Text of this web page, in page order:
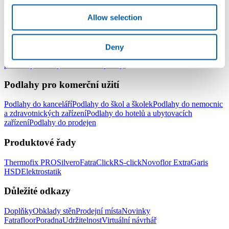
Allow selection
Deny
podlahy v rolíchElektrostatické podlahy
Podlahy pro domácnost
Podlahy do obývacího pokoje
pracovny
Podlahy pro komerční užití
Podlahy do kanceláříPodlahy do škol a školekPodlahy do nemocnic
a zdravotnických zařízeníPodlahy do hotelů a ubytovacích
zařízeníPodlahy do prodejen
Produktové řady
Thermofix PROSilveroFatraClickRS-clickNovoflor ExtraGaris
HSDElektrostatik
Důležité odkazy
DoplňkyObklady stěnProdejní místaNovinky
FatrafloorPoradnaUdržitelnostVirtuální návrhář